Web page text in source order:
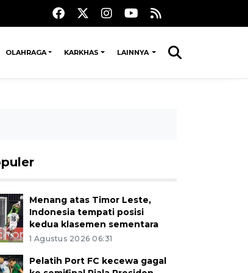
OLAHRAGA KARKHAS LAINNYA
Menang atas Timor Leste,
Indonesia tempati posisi
kedua klasemen sementara
1 Agustus 2026 06:31
Pelatih Port FC kecewa gagal